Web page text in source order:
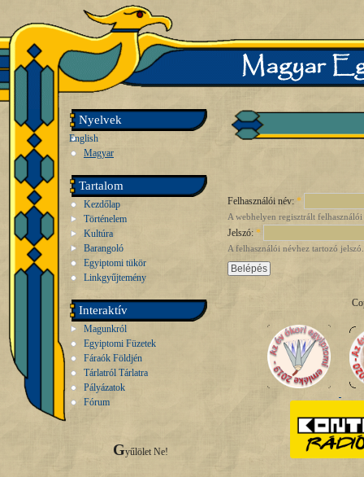
Nyelvek
English
Magyar
Tartalom
Kezdőlap
Történelem
Kultúra
Barangoló
Egyiptomi tükör
Linkgyűjtemény
Interaktív
Magunkról
Egyiptomi Füzetek
Fáraók Földjén
Tárlatról Tárlatra
Pályázatok
Fórum
Gyűlölet Ne!
Felhasználói név: *
A webhelyen regisztrált felhasználói
Jelszó: *
A felhasználói névhez tartozó jelszó.